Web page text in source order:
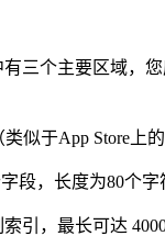
有三个主要区域，
似于App Store上
段，长度为80个
索引，最长可达